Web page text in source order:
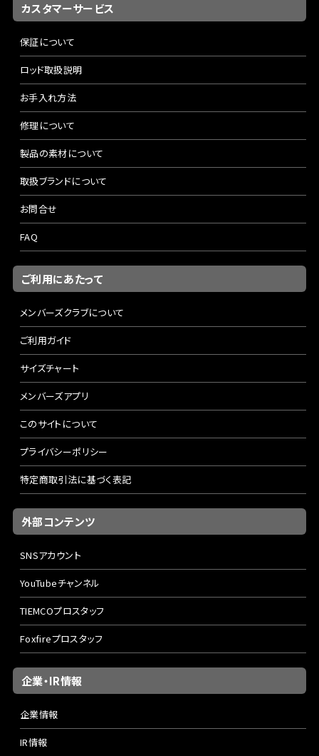
カスタマーサービス
保証について
ロッド取扱説明
お手入れ方法
修理について
製品の素材について
取扱ブランドについて
お問合せ
FAQ
ご利用にあたって
メンバーズクラブについて
ご利用ガイド
サイズチャート
メンバーズアプリ
このサイトについて
プライバシーポリシー
特定商取引法に基づく表記
外部コンテンツ
SNSアカウント
YouTubeチャンネル
TIEMCOプロスタッフ
Foxfireプロスタッフ
企業・IR情報
企業情報
IR情報